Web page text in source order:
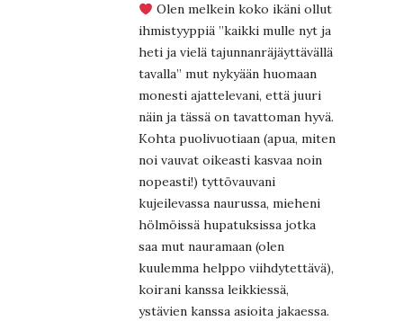
Olen melkein koko ikäni ollut
ihmistyyppiä ”kaikki mulle nyt ja
heti ja vielä tajunnanräjäyttävällä
tavalla” mut nykyään huomaan
monesti ajattelevani, että juuri
näin ja tässä on tavattoman hyvä.
Kohta puolivuotiaan (apua, miten
noi vauvat oikeasti kasvaa noin
nopeasti!) tyttövauvani
kujeilevassa naurussa, mieheni
hölmöissä hupatuksissa jotka
saa mut nauramaan (olen
kuulemma helppo viihdytettävä),
koirani kanssa leikkiessä,
ystävien kanssa asioita jakaessa.